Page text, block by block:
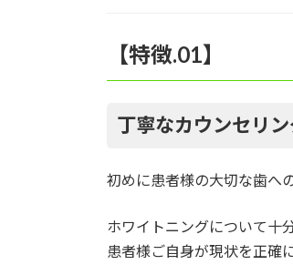
【特徴.01】
丁寧なカウンセリ
初めに患者様の大切な歯へ
ホワイトニングについて十
患者様ご自身が現状を正確